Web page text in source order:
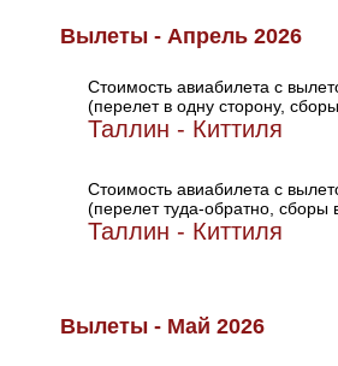
Вылеты - Апрель 2026
Стоимость авиабилета с
(перелет в одну сторону,
Таллин - Киттиля
Стоимость авиабилета с
(перелет туда-обратно, сборы
Таллин - Киттиля
Вылеты - Май 2026